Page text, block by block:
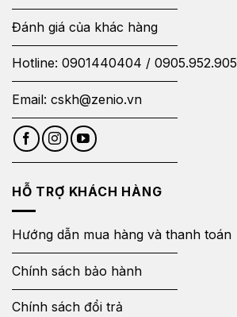
Đánh giá của khác hàng
Hotline: 0901440404 / 0905.952.905
Email: cskh@zenio.vn
HỖ TRỢ KHÁCH HÀNG
Hướng dẫn mua hàng và thanh toán
Chính sách bảo hành
Chính sách đổi trả